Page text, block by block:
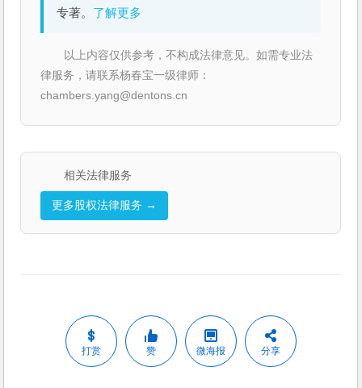
专著。 了解更多
以上内容仅供参考，不构成法律意见。如需专业法
律服务，请联系杨春宝一级律师：
chambers.yang@dentons.cn
相关法律服务
更多股权法律服务 →
打赏 赞 微海报 分享